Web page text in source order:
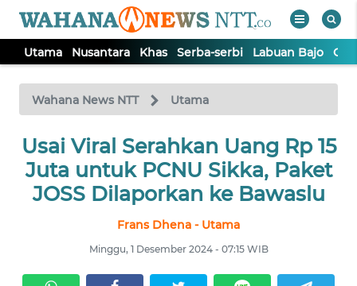
Utama Nusantara Khas Serba-serbi Labuan Bajo
Wahana News NTT Utama
Usai Viral Serahkan Uang Rp 15
Juta untuk PCNU Sikka, Paket
JOSS Dilaporkan ke Bawaslu
Frans Dhena - Utama
Minggu, 1 Desember 2024 - 07:15 WIB
TV
Tutup
UTAMA
NUSANTARA
SERBA-